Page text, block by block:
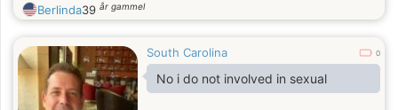
Berlinda39 år gammel
South Carolina 0
No i do not involved in sexual